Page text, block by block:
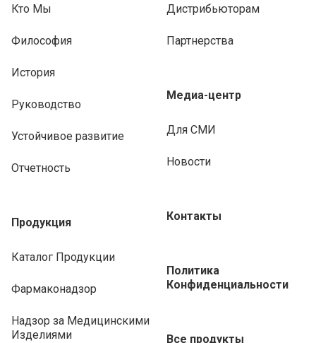
Кто Мы
Философия
История
Руководство
Устойчивое развитие
Отчетность
Продукция
Каталог Продукции
Фармаконадзор
Надзор за Медицинскими
Изделиями
Дистрибьюторам
Партнерства
Медиа-центр
Для СМИ
Новости
Контакты
Политика
Конфиденциальности
Все продукты